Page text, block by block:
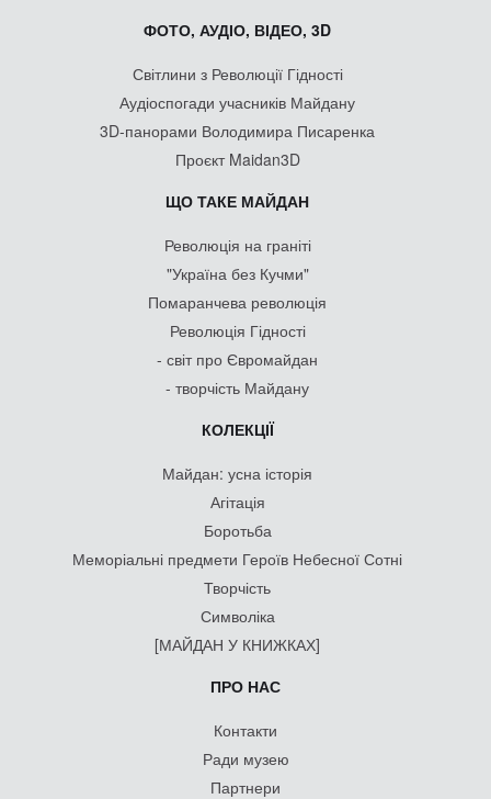
ФОТО, АУДІО, ВІДЕО, 3D
Світлини з Революції Гідності
Аудіоспогади учасників Майдану
3D-панорами Володимира Писаренка
Проєкт Maidan3D
ЩО ТАКЕ МАЙДАН
Революція на граніті
"Україна без Кучми"
Помаранчева революція
Революція Гідності
- світ про Євромайдан
- творчість Майдану
КОЛЕКЦІЇ
Майдан: усна історія
Агітація
Боротьба
Меморіальні предмети Героїв Небесної Сотні
Творчість
Символіка
[МАЙДАН У КНИЖКАХ]
ПРО НАС
Контакти
Ради музею
Партнери